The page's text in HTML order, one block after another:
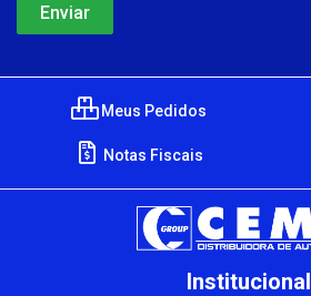
Meus Pedidos
Notas Fiscais
Institucional